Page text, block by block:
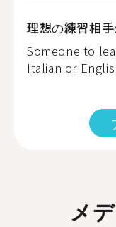
理想の練習相
Someone to
Italian or
メ